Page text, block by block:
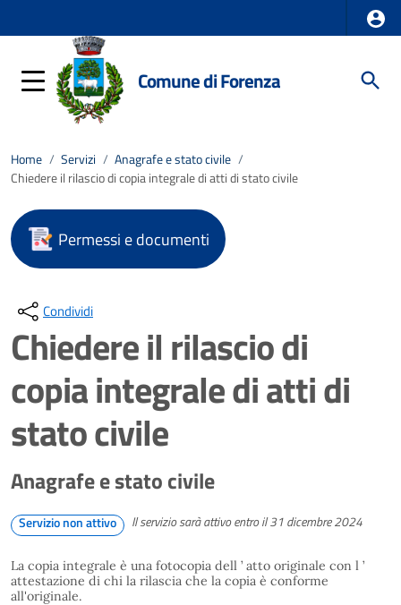
Comune di Forenza
Home / Servizi / Anagrafe e stato civile /
Chiedere il rilascio di copia integrale di atti di stato civile
Permessi e documenti
Condividi
Chiedere il rilascio di
copia integrale di atti di
stato civile
Anagrafe e stato civile
Servizio non attivo Il servizio sarà attivo entro il 31 dicembre 2024
La copia integrale è una fotocopia dell ’ atto originale con l ’
attestazione di chi la rilascia che la copia è conforme
all'originale.